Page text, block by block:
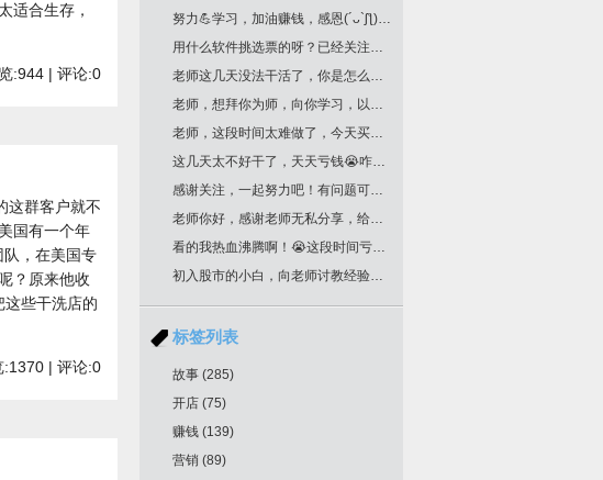
适合生存，
:944 | 评论:0
这群客户就不
国有一个年
，在美国专
？原来他收
些干洗店的
:1370 | 评论:0
努力💪学习，加油赚钱，感恩(´ᴗ`ʃƪ)老师分享干货
用什么软件挑选票的呀？已经关注您很久了！
老师这几天没法干活了，你是怎么挑选票票的？
老师，想拜你为师，向你学习，以邮箱联系你了，请回复为盼。
老师，这段时间太难做了，今天买明天跌，老师文中作业，是不是最后一根k线是卖点，前一根k线是买点？不知道对不对？请多多指教！
这几天太不好干了，天天亏钱😭咋办老师
感谢关注，一起努力吧！有问题可以留言
老师你好，感谢老师无私分享，给你邮箱留言了哈，我要学习交易技术课程！一定给我回复哈
看的我热血沸腾啊！😭这段时间亏惨了
初入股市的小白，向老师讨教经验！收藏了
标签列表
故事 (285)
开店 (75)
赚钱 (139)
营销 (89)